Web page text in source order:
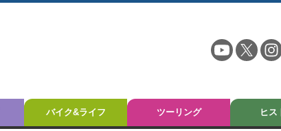
バイク&ライフ ツーリング ヒス